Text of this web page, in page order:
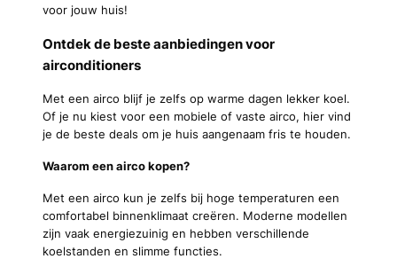
voor jouw huis!
Ontdek de beste aanbiedingen voor
airconditioners
Met een airco blijf je zelfs op warme dagen lekker koel.
Of je nu kiest voor een mobiele of vaste airco, hier vind
je de beste deals om je huis aangenaam fris te houden.
Waarom een airco kopen?
Met een airco kun je zelfs bij hoge temperaturen een
comfortabel binnenklimaat creëren. Moderne modellen
zijn vaak energiezuinig en hebben verschillende
koelstanden en slimme functies.